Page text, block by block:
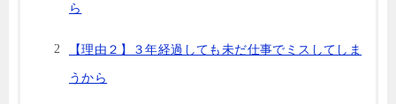
ら
【理由２】３年経過しても未だ仕事でミスしてしま
うから